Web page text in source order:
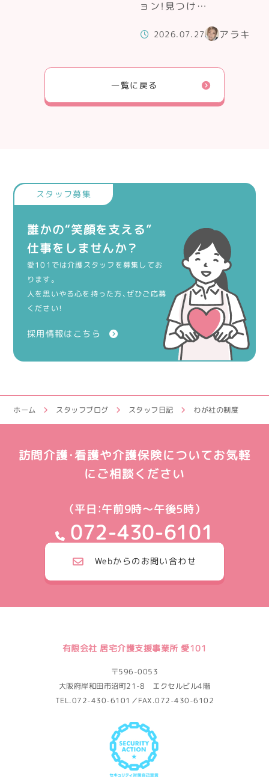
ョン！見つけ…
2026.07.27 アラキ
一覧に戻る
誰かの“笑顔を支える”
仕事をしませんか？
愛101では介護スタッフを募集してお
ります。
人を思いやる心を持った方、ぜひご応募
ください！
採用情報はこちら
ホーム スタッフブログ スタッフ日記 わが社の制度
訪問介護・看護や介護保険についてお気軽
にご相談ください
（平日：午前9時～午後5時）
072-430-6101
Webからのお問い合わせ
有限会社 居宅介護支援事業所 愛101
〒596-0053
大阪府岸和田市沼町21-8 エクセルビル4階
TEL.072-430-6101／FAX.072-430-6102